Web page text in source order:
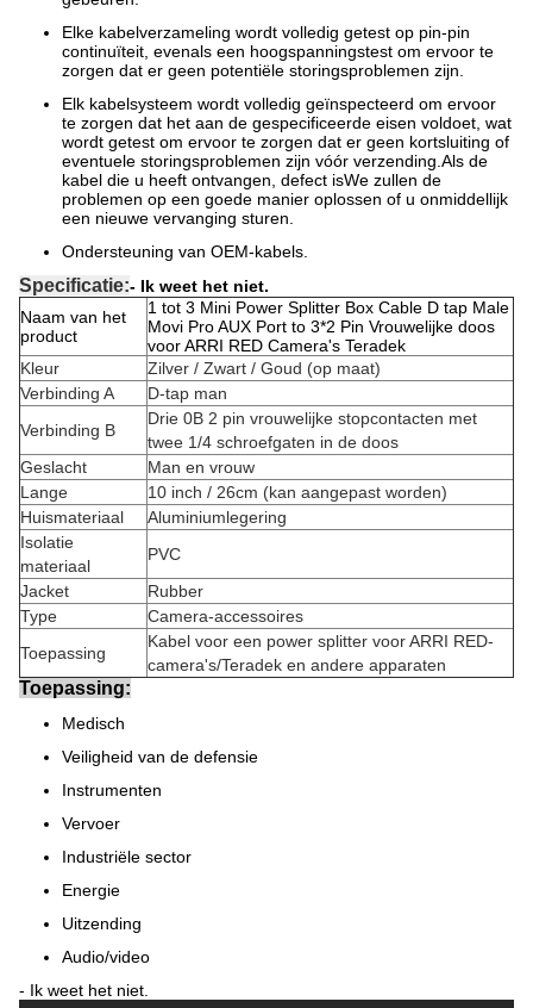
Elke kabelverzameling wordt volledig getest op pin-pin
continuïteit, evenals een hoogspanningstest om ervoor te
zorgen dat er geen potentiële storingsproblemen zijn.
Elk kabelsysteem wordt volledig geïnspecteerd om ervoor
te zorgen dat het aan de gespecificeerde eisen voldoet, wat
wordt getest om ervoor te zorgen dat er geen kortsluiting of
eventuele storingsproblemen zijn vóór verzending.Als de
kabel die u heeft ontvangen, defect isWe zullen de
problemen op een goede manier oplossen of u onmiddellijk
een nieuwe vervanging sturen.
Ondersteuning van OEM-kabels.
Specificatie:- Ik weet het niet.
Naam van het
product
1 tot 3 Mini Power Splitter Box Cable D tap Male
Movi Pro AUX Port to 3*2 Pin Vrouwelijke doos
voor ARRI RED Camera's Teradek
Kleur
Zilver / Zwart / Goud (op maat)
Verbinding A
D-tap man
Verbinding B
Drie 0B 2 pin vrouwelijke stopcontacten met
twee 1/4 schroefgaten in de doos
Geslacht
Man en vrouw
Lange
10 inch / 26cm (kan aangepast worden)
Huismateriaal
Aluminiumlegering
Isolatie
materiaal
PVC
Jacket
Rubber
Type
Camera-accessoires
Toepassing
Kabel voor een power splitter voor ARRI RED-
camera's/Teradek en andere apparaten
Toepassing:
Medisch
Veiligheid van de defensie
Instrumenten
Vervoer
Industriële sector
Energie
Uitzending
Audio/video
- Ik weet het niet.